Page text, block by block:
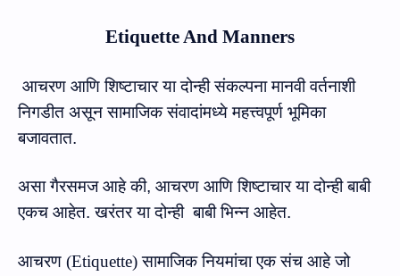
Etiquette And Manners
आचरण आणि शिष्टाचार या दोन्ही संकल्पना मानवी वर्तनाशी
निगडीत असून सामाजिक संवादांमध्ये महत्त्वपूर्ण भूमिका
बजावतात.
असा गैरसमज आहे की, आचरण आणि शिष्टाचार या दोन्ही बाबी
एकच आहेत. खरंतर या दोन्‍ही बाबी भिन्न आहेत.
आचरण (Etiquette) सामाजिक नियमांचा एक संच आहे जो